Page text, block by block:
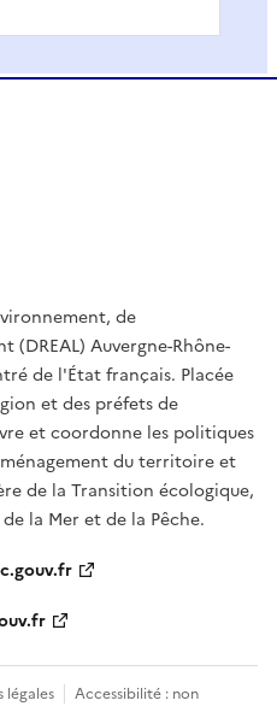
de
(DREAL) Auvergne-Rhône-
de l'État français. Placée
et des préfets de
et coordonne les politiques
du territoire et
de la Transition écologique,
la Mer et de la Pêche.
légales Accessibilité : non